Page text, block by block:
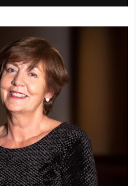
hoan. Hiện nay, ông đang thực
thưởng Stevie và các cuộc thi của giải thưởng này.